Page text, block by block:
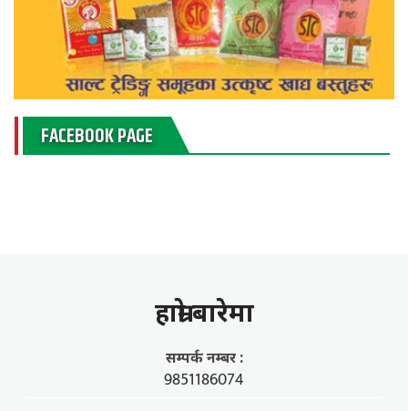
FACEBOOK PAGE
हाम्राे बारेमा
सम्पर्क नम्बर :
9851186074